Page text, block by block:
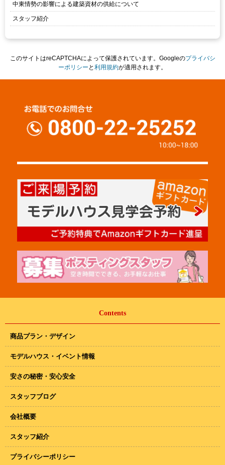
中東情勢の影響による建築資材の供給について
スタッフ紹介
このサイトはreCAPTCHAによって保護されています。Googleのプライバシ
ーポリシー と利用規約が適用されます。
Contents
商品プラン・デザイン
モデルハウス・イベント情報
安さの秘密・安心安全
スタッフブログ
会社概要
スタッフ紹介
プライバシーポリシー